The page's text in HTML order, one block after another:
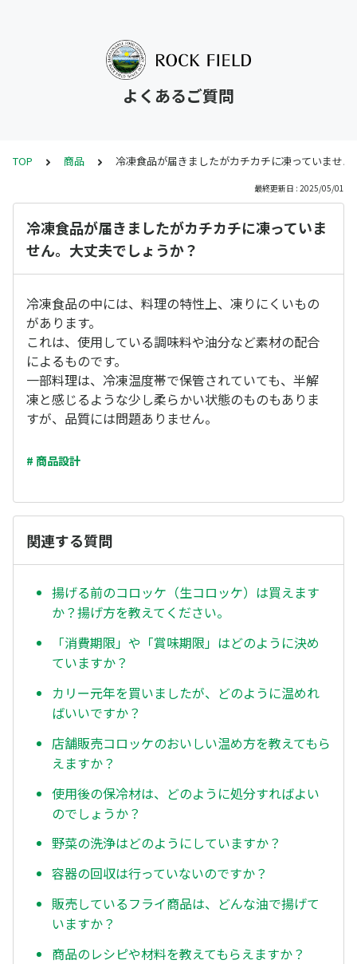
よくあるご質問
TOP 商品 冷凍食品が届きましたがカチカチに凍っていませ
最終更新日 : 2025/05/01
冷凍食品が届きましたがカチカチに凍っていま
せん。大丈夫でしょうか？
冷凍食品の中には、料理の特性上、凍りにくいもの
があります。
これは、使用している調味料や油分など素材の配合
によるものです。
一部料理は、冷凍温度帯で保管されていても、半解
凍と感じるような少し柔らかい状態のものもありま
すが、品質には問題ありません。
# 商品設計
関連する質問
揚げる前のコロッケ（生コロッケ）は買えます
か？揚げ方を教えてください。
「消費期限」や「賞味期限」はどのように決め
ていますか？
カリー元年を買いましたが、どのように温めれ
ばいいですか？
店舗販売コロッケのおいしい温め方を教えてもら
えますか？
使用後の保冷材は、どのように処分すればよい
のでしょうか？
野菜の洗浄はどのようにしていますか？
容器の回収は行っていないのですか？
販売しているフライ商品は、どんな油で揚げて
いますか？
商品のレシピや材料を教えてもらえますか？